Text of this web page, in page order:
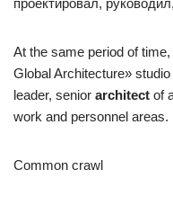
проектировал,
At the same period of
Global Architecture»
leader, senior architect of
work and personnel areas.
Common crawl